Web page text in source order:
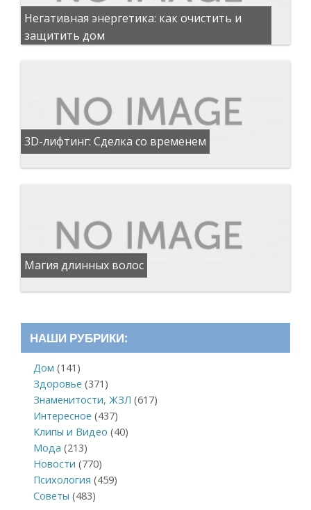
Негативная энергетика: как очистить и
защитить дом
3D-лифтинг: Сделка со временем
Магия длинных волос
НАШИ РУБРИКИ:
Дом (141)
Здоровье (371)
Знаменитости, ЖЗЛ (617)
Интересное (437)
Клипы и Видео (40)
Мода (213)
Новости (770)
Психология (459)
Советы (483)